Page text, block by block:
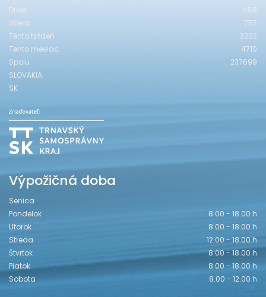
Dnes
458
Včera
753
Tento týždeň
3202
Tento mesiac
4710
Spolu
237699
SLOVAKIA
SK
Výpožičná doba
Senica
Pondelok
8.00 - 18.00 h
Utorok
8.00 - 18.00 h
Streda
12.00 - 18.00 h
Štvrtok
8.00 - 18.00 h
Piatok
8.00 - 18.00 h
Sobota
8.00 - 12.00 h